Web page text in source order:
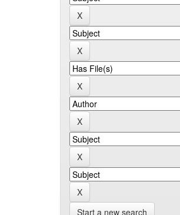
Start a new search